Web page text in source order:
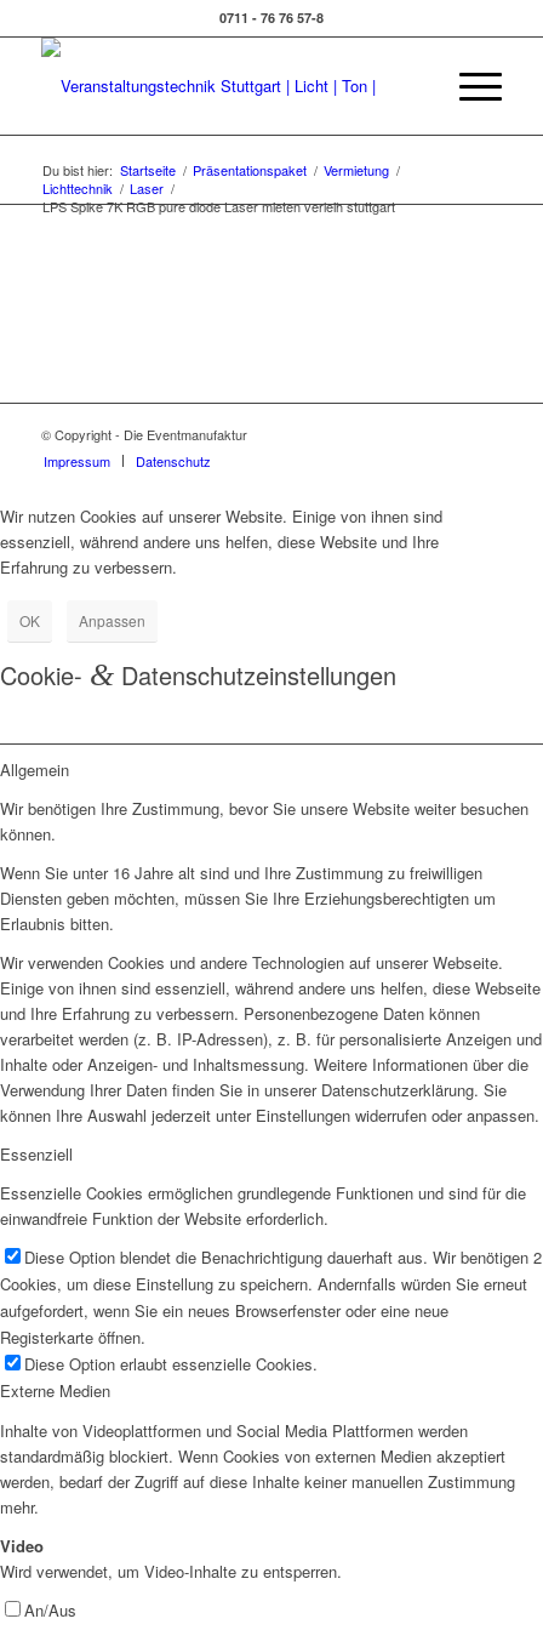
0711 - 76 76 57-8
Du bist hier: Startseite / Präsentationspaket / Vermietung /
Lichttechnik / Laser /
LPS Spike 7K RGB pure diode Laser mieten verleih stuttgart
© Copyright - Die Eventmanufaktur
Impressum
Datenschutz
Wir nutzen Cookies auf unserer Website. Einige von ihnen sind
essenziell, während andere uns helfen, diese Website und Ihre
Erfahrung zu verbessern.
OK Anpassen
Cookie- & Datenschutzeinstellungen
Allgemein
Wir benötigen Ihre Zustimmung, bevor Sie unsere Website weiter besuchen
können.
Wenn Sie unter 16 Jahre alt sind und Ihre Zustimmung zu freiwilligen
Diensten geben möchten, müssen Sie Ihre Erziehungsberechtigten um
Erlaubnis bitten.
Wir verwenden Cookies und andere Technologien auf unserer Webseite.
Einige von ihnen sind essenziell, während andere uns helfen, diese Webseite
und Ihre Erfahrung zu verbessern. Personenbezogene Daten können
verarbeitet werden (z. B. IP-Adressen), z. B. für personalisierte Anzeigen und
Inhalte oder Anzeigen- und Inhaltsmessung. Weitere Informationen über die
Verwendung Ihrer Daten finden Sie in unserer Datenschutzerklärung. Sie
können Ihre Auswahl jederzeit unter Einstellungen widerrufen oder anpassen.
Essenziell
Essenzielle Cookies ermöglichen grundlegende Funktionen und sind für die
einwandfreie Funktion der Website erforderlich.
Diese Option blendet die Benachrichtigung dauerhaft aus. Wir benötigen 2
Cookies, um diese Einstellung zu speichern. Andernfalls würden Sie erneut
aufgefordert, wenn Sie ein neues Browserfenster oder eine neue
Registerkarte öffnen.
Diese Option erlaubt essenzielle Cookies.
Externe Medien
Inhalte von Videoplattformen und Social Media Plattformen werden
standardmäßig blockiert. Wenn Cookies von externen Medien akzeptiert
werden, bedarf der Zugriff auf diese Inhalte keiner manuellen Zustimmung
mehr.
Video
Wird verwendet, um Video-Inhalte zu entsperren.
An/Aus